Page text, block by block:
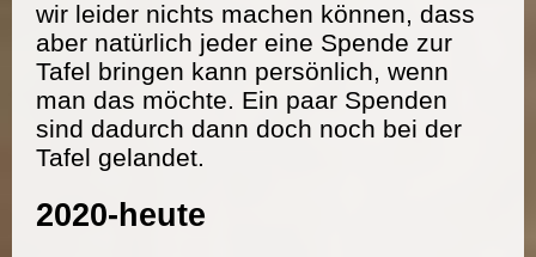
wir leider nichts machen können, dass
aber natürlich jeder eine Spende zur
Tafel bringen kann persönlich, wenn
man das möchte. Ein paar Spenden
sind dadurch dann doch noch bei der
Tafel gelandet.
2020-heute